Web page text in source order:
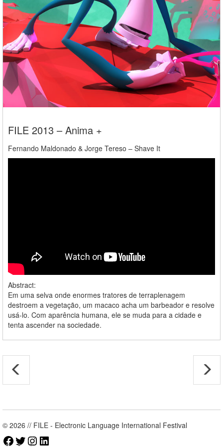
FILE 2013 – Anima +
Fernando Maldonado & Jorge Tereso – Shave It
Abstract:
Em uma selva onde enormes tratores de terraplenagem
destroem a vegetação, um macaco acha um barbeador e resolve
usá-lo. Com aparência humana, ele se muda para a cidade e
tenta ascender na sociedade.
© 2026 // FILE - Electronic Language International Festival
Facebook
TwitterInstagram